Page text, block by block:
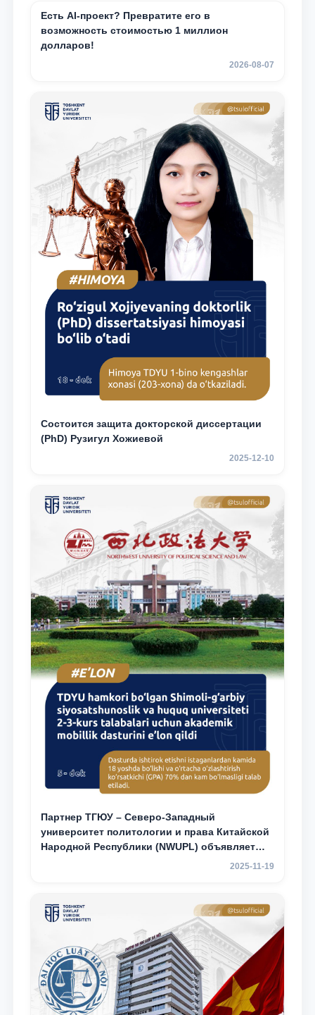
Есть AI-проект? Превратите его в
возможность стоимостью 1 миллион
долларов!
2026-08-07
Состоится защита докторской диссертации
(PhD) Рузигул Xoжиевой
2025-12-10
Партнер ТГЮУ – Северо-Западный
университет политологии и права Китайской
Народной Республики (NWUPL) объявляет
программу академической мобильности для
2025-11-19